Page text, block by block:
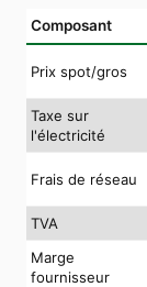
Composant
Prix spot/gros
Taxe sur
l'électricité
Frais de réseau
TVA
Marge
fournisseur